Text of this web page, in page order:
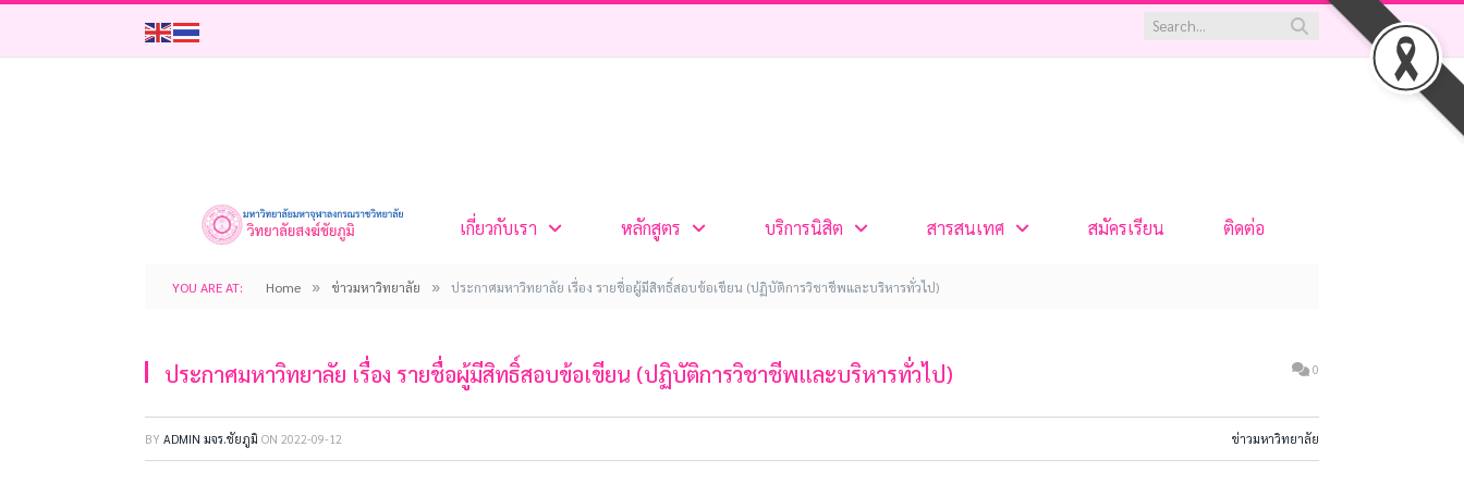
เกี่ยวกับเรา หลักสูตร บริการนิสิต สารสนเทศ สมัครเรียน ติดต่อ
YOU ARE AT: Home » ข่าวมหาวิทยาลัย » ประกาศมหาวิทยาลัย เรื่อง รายชื่อผู้มีสิทธิ์สอบข้อเขียน (ปฏิบัติการวิชาชีพและบริหารทั่วไป)
ประกาศมหาวิทยาลัย เรื่อง รายชื่อผู้มีสิทธิ์สอบข้อเขียน (ปฏิบัติการวิชาชีพและบริหารทั่วไป) 0
BY ADMIN มจร.ชัยภูมิ ON 2022-09-12 ข่าวมหาวิทยาลัย